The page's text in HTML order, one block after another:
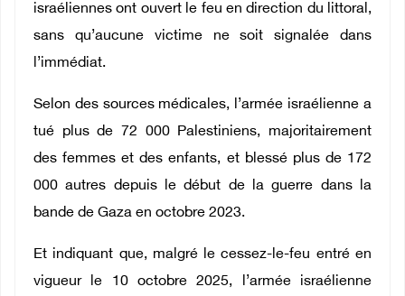
israéliennes ont ouvert le feu en direction du littoral,
sans qu’aucune victime ne soit signalée dans
l’immédiat.
Selon des sources médicales, l’armée israélienne a
tué plus de 72 000 Palestiniens, majoritairement
des femmes et des enfants, et blessé plus de 172
000 autres depuis le début de la guerre dans la
bande de Gaza en octobre 2023.
Et indiquant que, malgré le cessez-le-feu entré en
vigueur le 10 octobre 2025, l’armée israélienne